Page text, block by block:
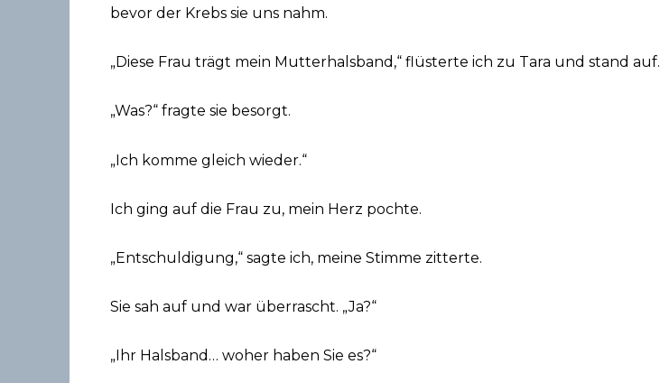
bevor der Krebs sie uns nahm.
„Diese Frau trägt mein Mutterhalsband,“ flüsterte ich zu Tara und stand auf.
„Was?“ fragte sie besorgt.
„Ich komme gleich wieder.“
Ich ging auf die Frau zu, mein Herz pochte.
„Entschuldigung,“ sagte ich, meine Stimme zitterte.
Sie sah auf und war überrascht. „Ja?“
„Ihr Halsband… woher haben Sie es?“